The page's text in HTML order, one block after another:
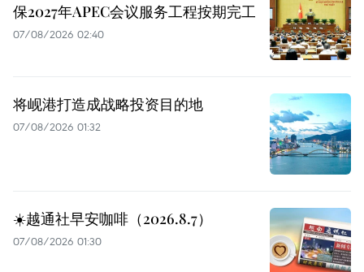
保2027年APEC会议服务工程按期完工
07/08/2026 02:40
将岘港打造成战略投资目的地
07/08/2026 01:32
☀️越通社早安咖啡（2026.8.7）
07/08/2026 01:30